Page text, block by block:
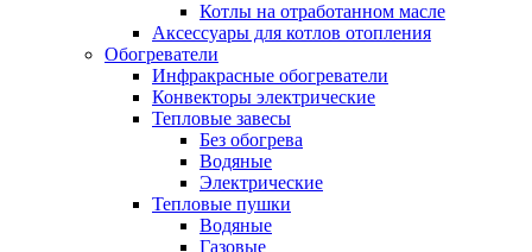
Котлы на отработанном масле
Аксессуары для котлов отопления
Обогреватели
Инфракрасные обогреватели
Конвекторы электрические
Тепловые завесы
Без обогрева
Водяные
Электрические
Тепловые пушки
Водяные
Газовые